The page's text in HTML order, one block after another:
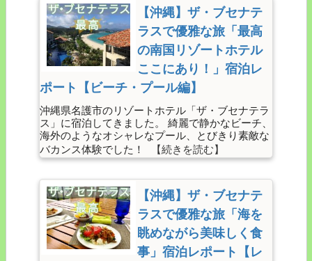
【沖縄】ザ・ブセナテ
ラスで優雅な旅「最高
の南国リゾートホテル
ここにあり！」宿泊レ
ポート【ビーチ・プール編】
沖縄県名護市のリゾートホテル「ザ・ブセナテラ
ス」に宿泊してきました。 綺麗で静かなビーチ、
海外のようなオシャレなプール、とびきり素敵な
バカンス体験でした！
【沖縄】ザ・ブセナテ
ラスで優雅な旅「海を
眺めながら美味しく食
事」宿泊レポート【レ